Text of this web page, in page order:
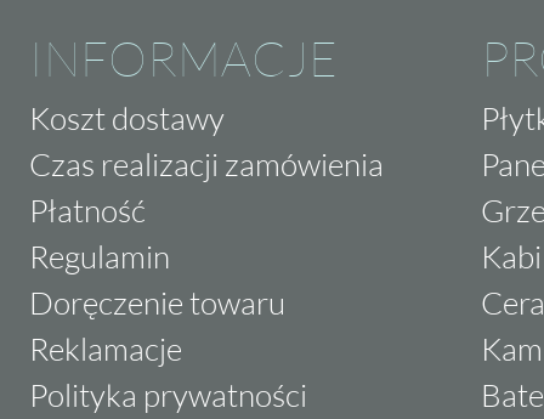
INFORMACJE
Koszt dostawy
Czas realizacji zamówienia
Płatność
Regulamin
Doręczenie towaru
Reklamacje
Polityka prywatności